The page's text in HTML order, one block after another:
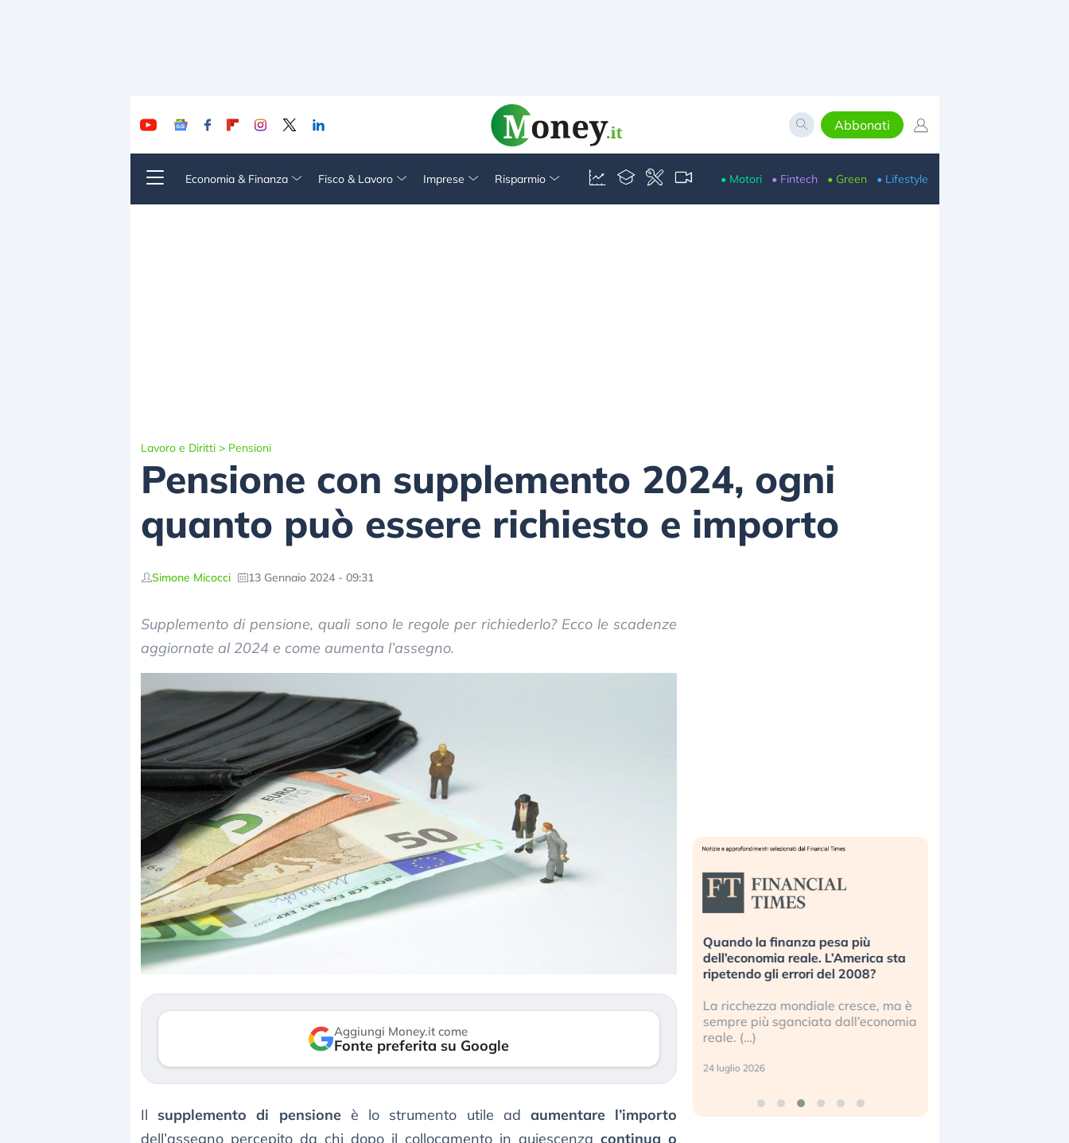
Abbonati
Economia & Finanza Fisco & Lavoro Imprese Risparmio • Motori • Fintech • Green • Lifestyle
Lavoro e Diritti > Pensioni
Pensione con supplemento 2024, ogni
quanto può essere richiesto e importo
Simone Micocci 13 Gennaio 2024 - 09:31
Supplemento di pensione, quali sono le regole per richiederlo? Ecco le scadenze
aggiornate al 2024 e come aumenta l’assegno.
Aggiungi Money.it come
Fonte preferita su Google
Il supplemento di pensioneè lo strumento utile adaumentare l’importo
dell’assegno percepito da chi dopo il collocamento in quiescenzacontinua o
Dalle valutazioni estreme alla
correzione. Cosa sta guidando il
3 agosto 2026
Kospi, mentre gli investitori retail (…)
30 luglio 2026
Quando la finanza pesa più
dell’economia reale. L’America sta
ripetendo gli errori del 2008?
La ricchezza mondiale cresce, ma è
sempre più sganciata dall’economia
reale. (…)
24 luglio 2026